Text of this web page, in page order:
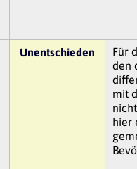
Unentschieden
Für
den
mit
hier